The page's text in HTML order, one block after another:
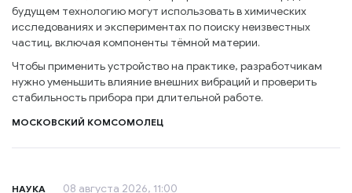
будущем технологию могут использовать в химических
исследованиях и экспериментах по поиску неизвестных
частиц, включая компоненты тёмной материи.
Чтобы применить устройство на практике, разработчикам
нужно уменьшить влияние внешних вибраций и проверить
стабильность прибора при длительной работе.
МОСКОВСКИЙ КОМСОМОЛЕЦ
НАУКА 08 августа 2026, 11:00